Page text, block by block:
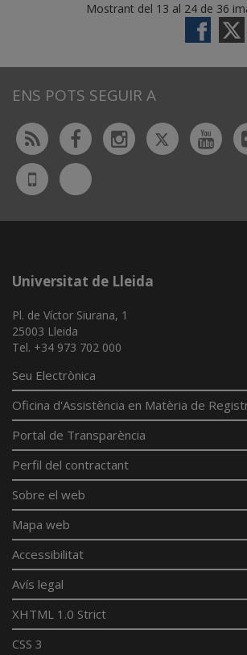
Mostrant del 13 al 24 de 36
ENS POTS SEGUIR A
Rss FacebookInstagram
Twitter
UdL
App
Bluesky
Universitat de Lleida
Pl. de Víctor Siurana, 1
25003 Lleida
Tel. +34 973 702 000
Seu Electrònica
Oficina d'Assistència en Matèria de
Portal de Transparència
Perfil del contractant
Sobre el web
Mapa web
Accessibilitat
Avís legal
XHTML 1.0 Strict
CSS 3